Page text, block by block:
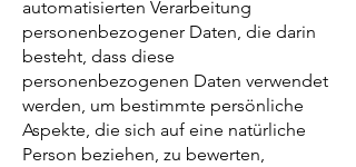
automatisierten Verarbeitung
personenbezogener Daten, die darin
besteht, dass diese
personenbezogenen Daten verwendet
werden, um bestimmte persönliche
Aspekte, die sich auf eine natürliche
Person beziehen, zu bewerten,